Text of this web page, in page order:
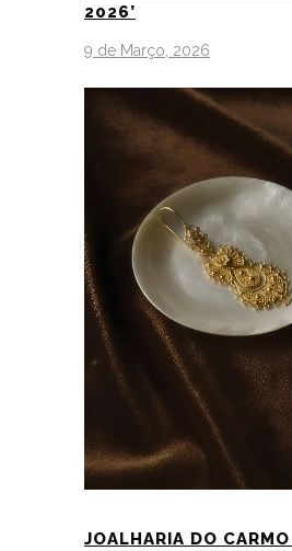
2026’
9 de Março, 2026
JOALHARIA DO